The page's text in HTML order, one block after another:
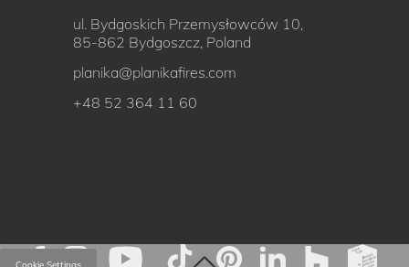
Cookie Settings
ul. Bydgoskich Przemysłowców 10,
85-862 Bydgoszcz, Poland
planika@planikafires.com
+48 52 364 11 60